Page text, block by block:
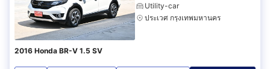
Utility-car
ประเวศ กรุงเทพมหานคร
2016 Honda BR-V 1.5 SV